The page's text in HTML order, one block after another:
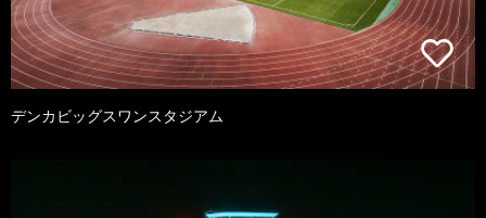
デンカビッグスワンスタジアム